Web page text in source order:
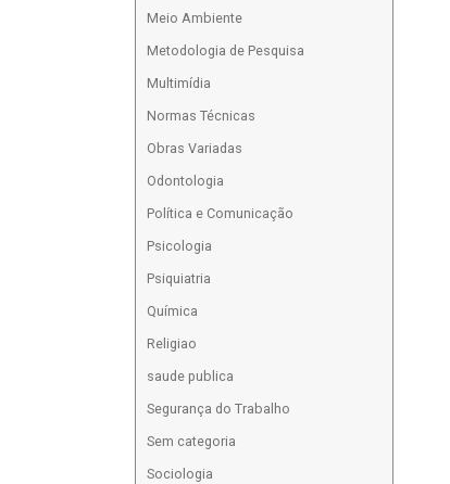
Meio Ambiente
Metodologia de Pesquisa
Multimídia
Normas Técnicas
Obras Variadas
Odontologia
Política e Comunicação
Psicologia
Psiquiatria
Química
Religiao
saude publica
Segurança do Trabalho
Sem categoria
Sociologia